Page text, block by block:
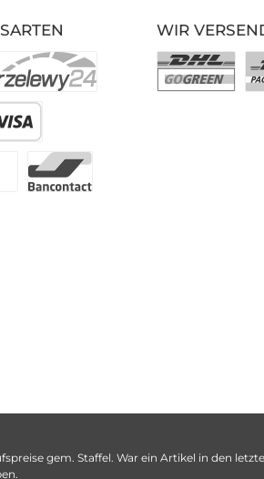
WIR
gem. Staffel. War ein Artikel in den